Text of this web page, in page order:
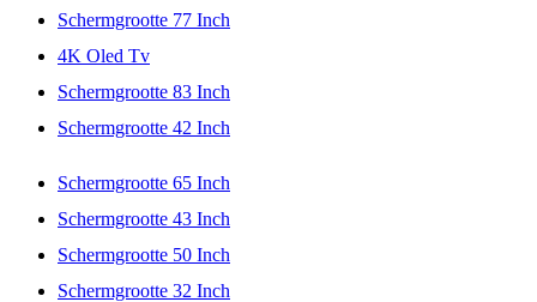
Schermgrootte 77 Inch
4K Oled Tv
Schermgrootte 83 Inch
Schermgrootte 42 Inch
Schermgrootte 65 Inch
Schermgrootte 43 Inch
Schermgrootte 50 Inch
Schermgrootte 32 Inch